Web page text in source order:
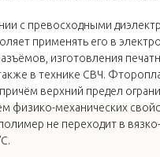
с превосходными
применять его в
изготовления
в технике СВЧ.
верхний предел
физико-механических
не переходит в